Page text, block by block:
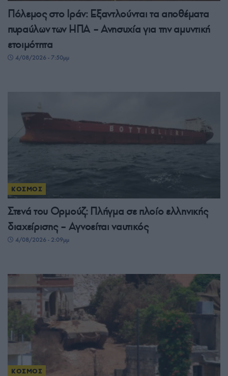
Πόλεμος στο Ιράν: Εξαντλούνται τα αποθέματα
πυραύλων των ΗΠΑ – Ανησυχία για την αμυντική
ετοιμότητα
4/08/2026 - 7:50μμ
ΚΟΣΜΟΣ
Στενά του Ορμούζ: Πλήγμα σε πλοίο ελληνικής
διαχείρισης – Αγνοείται ναυτικός
4/08/2026 - 2:09μμ
ΚΟΣΜΟΣ